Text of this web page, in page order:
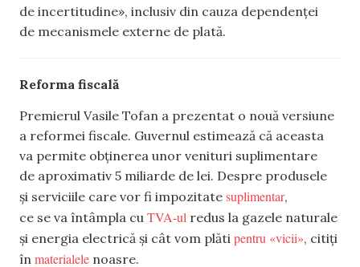
de incertitudine», inclusiv din cauza dependenței
de mecanismele externe de plată.
Reforma fiscală
Premierul Vasile Tofan a prezentat o nouă versiune
a reformei fiscale. Guvernul estimează că aceasta
va permite obținerea unor venituri suplimentare
de aproximativ 5 miliarde de lei. Despre produsele
și serviciile care vor fi impozitate suplimentar,
ce se va întâmpla cu TVA-ul redus la gazele naturale
și energia electrică și cât vom plăti pentru «vicii», citiți
în materialele noasre.